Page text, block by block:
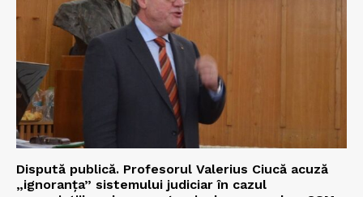
Dispută publică. Profesorul Valerius Ciucă acuză
„ignoranța” sistemului judiciar în cazul